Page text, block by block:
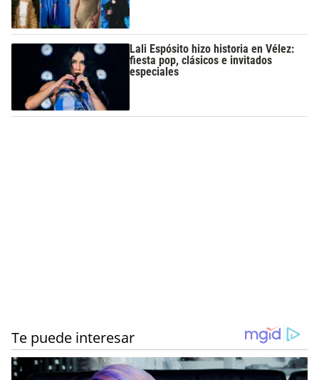
Lali Espósito hizo historia en Vélez:
fiesta pop, clásicos e invitados
especiales